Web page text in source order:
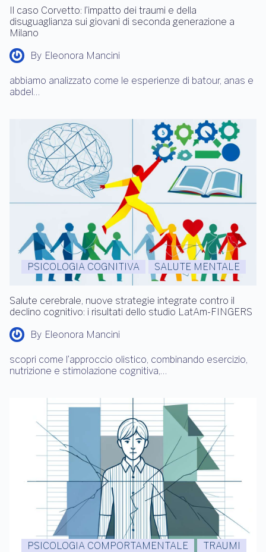
Il caso Corvetto: l’impatto dei traumi e della
disuguaglianza sui giovani di seconda generazione a
Milano
By Eleonora Mancini
abbiamo analizzato come le esperienze di batour, anas e
abdel…
PSICOLOGIA COGNITIVA SALUTE MENTALE
Salute cerebrale, nuove strategie integrate contro il
declino cognitivo: i risultati dello studio LatAm-FINGERS
By Eleonora Mancini
scopri come l’approccio olistico, combinando esercizio,
nutrizione e stimolazione cognitiva,…
PSICOLOGIA COMPORTAMENTALE TRAUMI